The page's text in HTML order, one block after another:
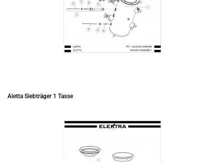
Aletta Siebträger 1 Tasse